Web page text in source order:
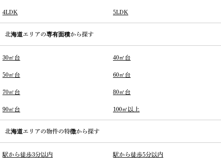
4LDK 5LDK
北海道エリアの専有面積から探す
30㎡台 40㎡台
50㎡台 60㎡台
70㎡台 80㎡台
90㎡台 100㎡以上
北海道エリアの物件の特徴から探す
駅から徒歩3分以内 駅から徒歩5分以内